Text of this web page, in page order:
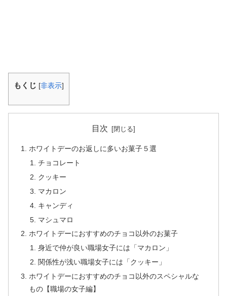
もくじ [非表示]
目次
ホワイトデーのお返しに多いお菓子５選
チョコレート
クッキー
マカロン
キャンディ
マシュマロ
ホワイトデーにおすすめのチョコ以外のお菓子
身近で仲が良い職場女子には「マカロン」
関係性が浅い職場女子には「クッキー」
ホワイトデーにおすすめのチョコ以外のスペシャルな
もの【職場の女子編】